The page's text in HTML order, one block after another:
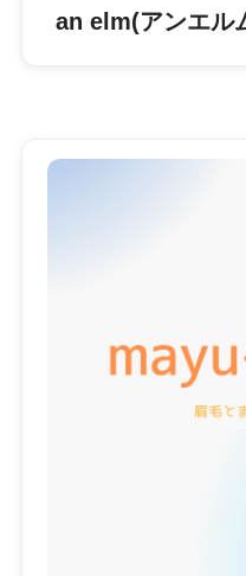
an elm(アンエル